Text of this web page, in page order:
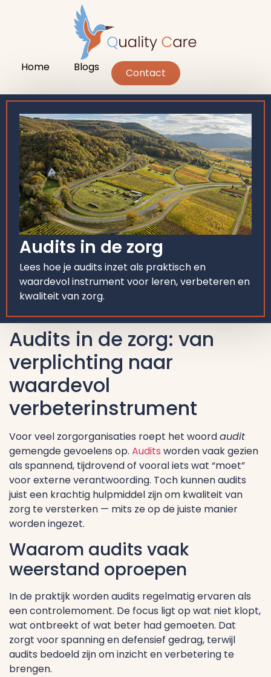
Home Blogs Contact
Audits in de zorg
Lees hoe je audits inzet als praktisch en
waardevol instrument voor leren, verbeteren en
kwaliteit van zorg.
Audits in de zorg: van
verplichting naar
waardevol
verbeterinstrument
Voor veel zorgorganisaties roept het woordaudit
gemengde gevoelens op. Audits worden vaak gezien
als spannend, tijdrovend of vooral iets wat “moet”
voor externe verantwoording. Toch kunnen audits
juist een krachtig hulpmiddel zijn om kwaliteit van
zorg te versterken — mits ze op de juiste manier
worden ingezet.
Waarom audits vaak
weerstand oproepen
In de praktijk worden audits regelmatig ervaren als
een controlemoment. De focus ligt op wat niet klopt,
wat ontbreekt of wat beter had gemoeten. Dat
zorgt voor spanning en defensief gedrag, terwijl
audits bedoeld zijn om inzicht en verbetering te
brengen.